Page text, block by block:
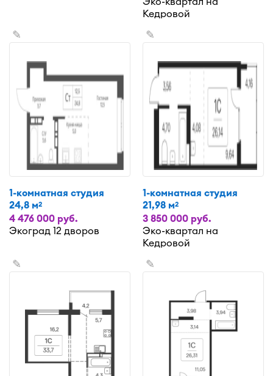
Кедровой
✎
1-комнатная студия
24,8 м2
4 476 000 руб.
Экоград 12 дворов
✎
1-комнатная студия
21,98 м2
3 850 000 руб.
Эко-квартал на
Кедровой
✎ ✎